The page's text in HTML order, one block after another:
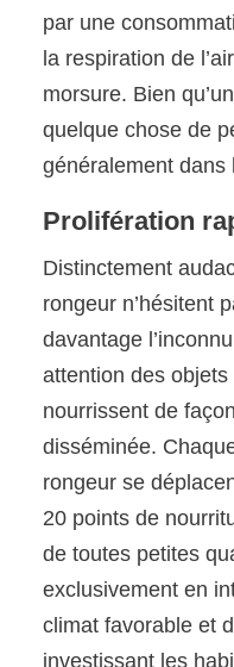
par une
la respiration de
morsure. Bien
quelque chose de
généralement dans
Prolifération
Distinctement
rongeur n’hésitent
davantage
attention des
nourrissent de
disséminée.
rongeur se
20 points de
de toutes petites
exclusivement en
climat favorable et
investissant les